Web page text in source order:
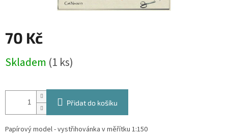
70 Kč
cena:
Skladem (1 ks)
Přidat do košíku
Papírový model - vystřihovánka v měřítku 1:150